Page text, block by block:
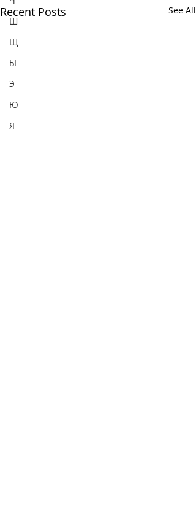
Ш
Щ
Ы
Э
Ю
Я
Recent Posts See All